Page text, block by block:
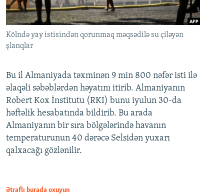
Kölndə yay istisindən qorunmaq məqsədilə su çiləyən
şlanqlar
Bu il Almaniyada təxminən 9 min 800 nəfər isti ilə
əlaqəli səbəblərdən həyatını itirib. Almaniyanın
Robert Kox İnstitutu (RKI) bunu iyulun 30-da
həftəlik hesabatında bildirib. Bu arada
Almaniyanın bir sıra bölgələrində havanın
temperaturunun 40 dərəcə Selsidən yuxarı
qalxacağı gözlənilir.
Ətraflı burada oxuyun